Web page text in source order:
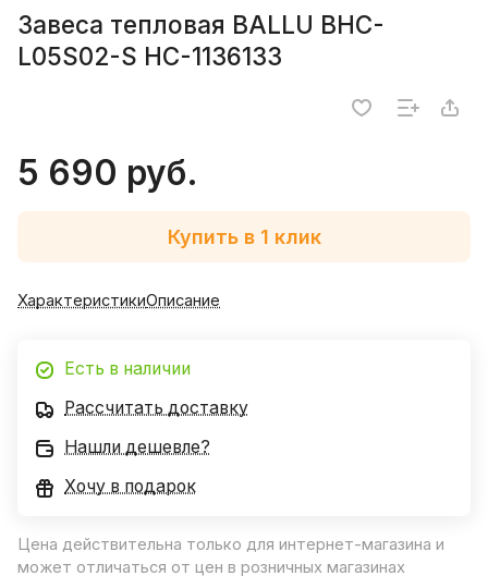
Завеса тепловая BALLU BHC-
L05S02-S НС-1136133
5 690 руб.
Купить в 1 клик
ХарактеристикиОписание
Есть в наличии
Рассчитать доставку
Нашли дешевле?
Хочу в подарок
Цена действительна только для интернет-магазина и
может отличаться от цен в розничных магазинах